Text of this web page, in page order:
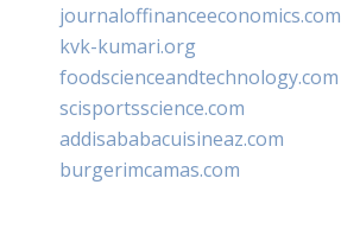
journaloffinanceeconomics.com
kvk-kumari.org
foodscienceandtechnology.com
scisportsscience.com
addisababacuisineaz.com
burgerimcamas.com